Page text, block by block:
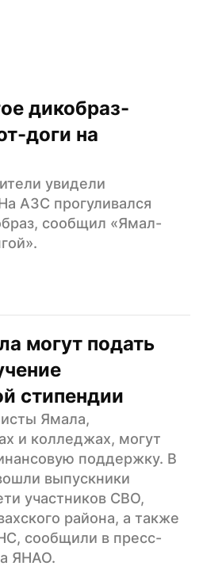
дикобраз-
доги на
увидели
АЗС прогуливался
сообщил «Ямал-
могут подать
стипендии
Ямала,
и колледжах, могут
поддержку. В
выпускники
участников СВО,
района, а также
сообщили в пресс-
ЯНАО.